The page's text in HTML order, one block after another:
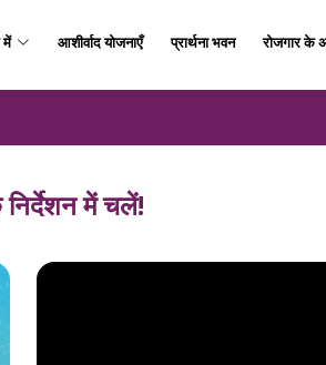
में आशीर्वाद योजनाएँ प्रार्थना भवन रोजगार के
में चलें!